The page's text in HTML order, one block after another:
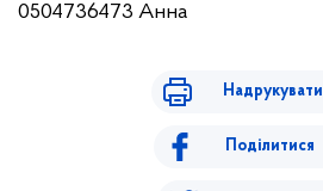
0504736473 Анна
Надрукувати
Поділитися